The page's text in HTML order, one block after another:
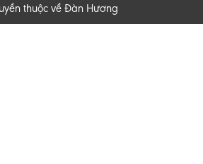
thuộc về Đàn Hương